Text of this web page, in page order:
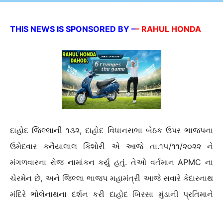
THIS NEWS IS SPONSORED BY –– RAHUL HONDA
દાહોદ જિલ્લાની ૧૩૨, દાહોદ વિધાનસભા બેઠક ઉપર ભાજપના
ઉમેદવાર કનૈયાલાલ કિશોરી એ આજે તા.૧૫/૧૧/૨૦૨૨ ને
મંગળવારના રોજ નામાંકન કર્યું હતું. તેઓ વર્તમાન APMC ના
ચેરમેન છે, અને જિલ્લા ભાજપ મહામંત્રી આજે સવારે કેદારનાથ
મંદિરે ભોલેનાથના દર્શન કરી દાહોદ બિરસા મુંડાની પ્રતિમાને